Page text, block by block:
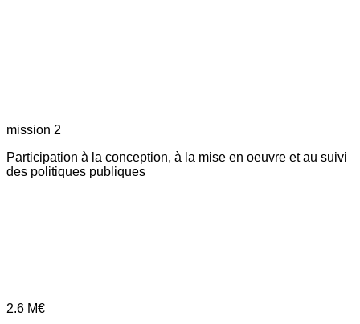
mission 2
Participation à la conception, à la mise en oeuvre et au suivi
des politiques publiques
2.6 M€